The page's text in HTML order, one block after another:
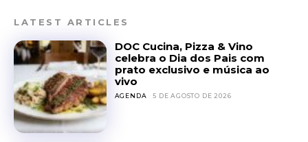
LATEST ARTICLES
DOC Cucina, Pizza & Vino
celebra o Dia dos Pais com
prato exclusivo e música ao
vivo
AGENDA 5 DE AGOSTO DE 2026